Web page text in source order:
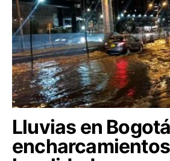
Lluvias en